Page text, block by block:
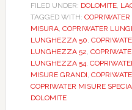
FILED UNDER: DOLOMITE,
TAGGED WITH: COPRIWATER
MISURA, COPRIWATER
LUNGHEZZA 50,
LUNGHEZZA 52,
LUNGHEZZA 54,
MISURE GRANDI,
COPRIWATER MISURE
DOLOMITE